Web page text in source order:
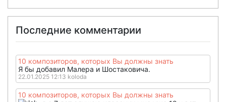
Последние комментарии
10 композиторов, которых Вы должны знать
Я бы добавил Малера и Шостаковича.
22.01.2025 12:13 koloda
10 композиторов, которых Вы должны знать